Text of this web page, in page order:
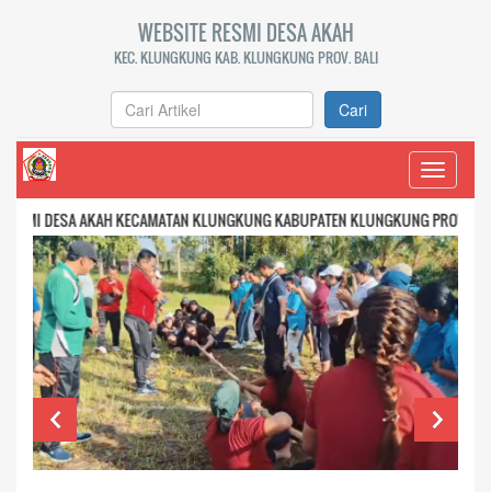
WEBSITE RESMI DESA AKAH
KEC. KLUNGKUNG KAB. KLUNGKUNG PROV. BALI
Cari
Toggle
KECAMATAN KLUNGKUNG KABUPATEN KLUNGKUNG PROVINSI BALI